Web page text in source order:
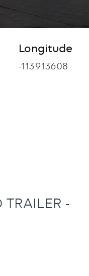
Longitude
Longitude
-113.913608
TRAILER -